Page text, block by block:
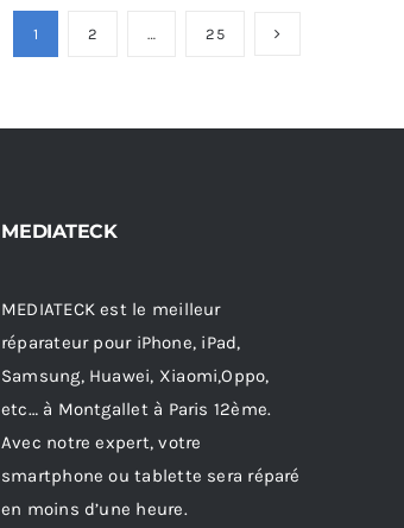
1 2 … 25
MEDIATECK
MEDIATECK est le meilleur
réparateur pour iPhone, iPad,
Samsung, Huawei, Xiaomi,Oppo,
etc… à Montgallet à Paris 12ème.
Avec notre expert, votre
smartphone ou tablette sera réparé
en moins d’une heure.